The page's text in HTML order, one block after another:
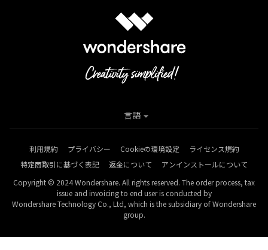
利用規約 プライバシー Cookieの環境設定
ライセンス規約
特定商取引に基づく表記
返金について
アンインストールについて
Copyright © 2024 Wondershare. All rights reserved. The order process, tax
issue and invoicing to end user is conducted by
Wondershare Technology Co., Ltd, which is the subsidiary of Wondershare
group.
言語